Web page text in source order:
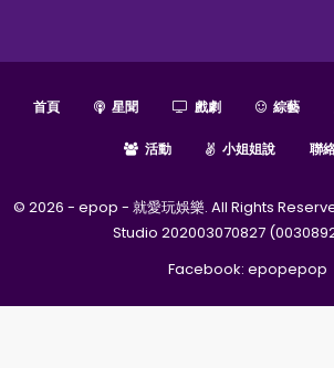
首頁 星聞 戲劇 綜藝
活動 小姐姐說 聯
© 2026 - epop - 就愛玩娛樂. All Rights
Studio 202003070827
Facebook: epopepop